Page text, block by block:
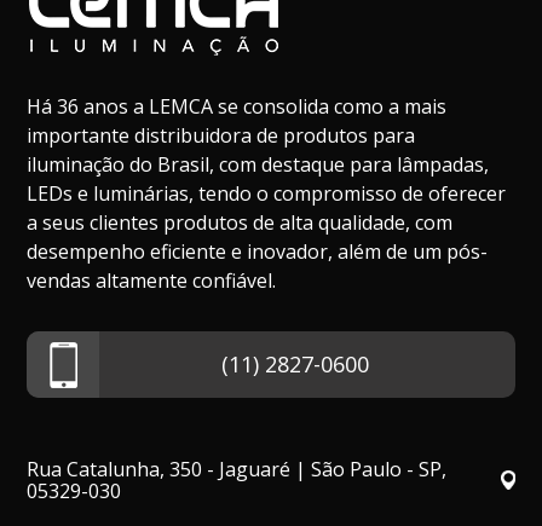
Há 36 anos a LEMCA se consolida como a mais
importante distribuidora de produtos para
iluminação do Brasil, com destaque para lâmpadas,
LEDs e luminárias, tendo o compromisso de oferecer
a seus clientes produtos de alta qualidade, com
desempenho eficiente e inovador, além de um pós-
vendas altamente confiável.
(11) 2827-0600
Rua Catalunha, 350 - Jaguaré | São Paulo - SP,
05329-030